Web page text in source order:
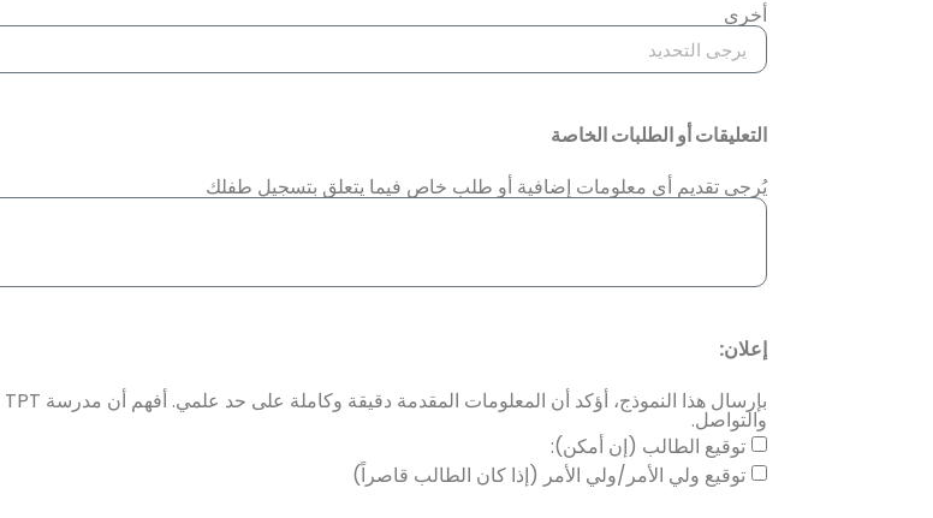
أخرى
التعليقات أو الطلبات الخاصة
يُرجى تقديم أي معلومات إضافية أو طلب خاص فيما يتعلق بتسجيل طفلك
إعلان:
والتواصل.
توقيع الطالب (إن أمكن):
توقيع ولي الأمر/ولي الأمر (إذا كان الطالب قاصراً)